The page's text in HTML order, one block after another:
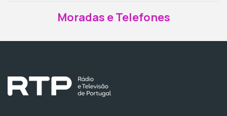
Moradas e Telefones